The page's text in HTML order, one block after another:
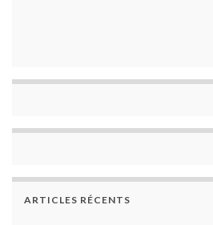
ARTICLES RÉCENTS